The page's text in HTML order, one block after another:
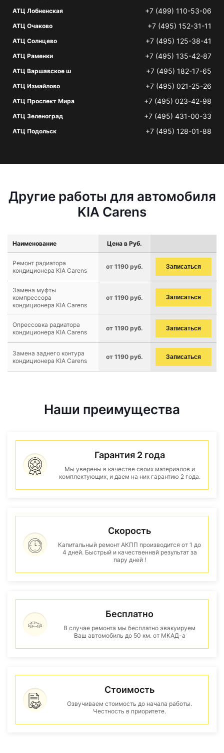
АТЦ Лобненская +7 (499) 110-53-06
АТЦ Очаково +7 (495) 152-31-11
АТЦ Солнцево +7 (495) 125-38-41
АТЦ Раменки +7 (495) 135-42-87
АТЦ Варшавское ш +7 (495) 182-17-65
АТЦ Измайлово +7 (495) 021-25-26
АТЦ Проспект Мира +7 (495) 023-42-98
АТЦ Зеленоград +7 (495) 431-00-33
АТЦ Подольск +7 (495) 128-01-88
Другие работы для автомобиля
KIA Carens
Наименование Цена в Руб.
Ремонт радиатора
кондиционера KIA Carens
от 1190 руб. Записаться
Замена муфты
компрессора
кондиционера KIA Carens
от 1190 руб. Записаться
Опрессовка радиатора
кондиционера KIA Carens
от 1190 руб. Записаться
Замена заднего контура
кондиционера KIA Carens
от 1190 руб. Записаться
Наши преимущества
Гарантия 2 года
Мы уверены в качестве своих материалов и
комплектующих, и даем на них гарантию 2 года.
Скорость
Капитальный ремонт АКПП производится от 1 до
4 дней. Быстрый и качественнвй результат за
пару дней !
Бесплатно
В случае ремонта мы бесплатно эвакуируем
Ваш автомобиль до 50 км. от МКАД-а
Стоимость
Озвучиваем стоимость до начала работы.
Честность в приоритете.